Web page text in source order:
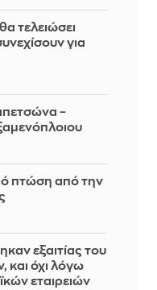
τελειώσει
για
–
πτώση από την
εξαιτίας του
και όχι λόγω
εταιρειών